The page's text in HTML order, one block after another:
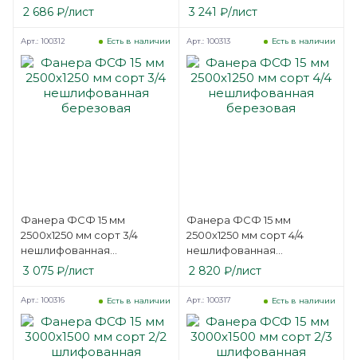
березовая
2 686 ₽/лист 3 241 ₽/лист
Фанера ФСФ 15 мм
2500х1250 мм сорт 3/4
нешлифованная
березовая
Есть в наличии
Арт.: 100312
3 075 ₽/лист
Фанера ФСФ 15 мм
2500х1250 мм сорт 4/4
нешлифованная
березовая
Есть в наличии
Арт.: 100313
2 820 ₽/лист
Есть в наличии
Арт.: 100316 Есть в наличии
Арт.: 100317